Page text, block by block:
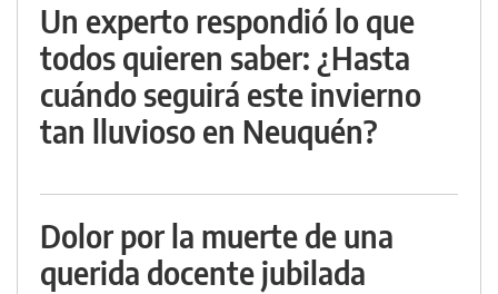
Un experto respondió lo que
todos quieren saber: ¿Hasta
cuándo seguirá este invierno
tan lluvioso en Neuquén?
Dolor por la muerte de una
querida docente jubilada